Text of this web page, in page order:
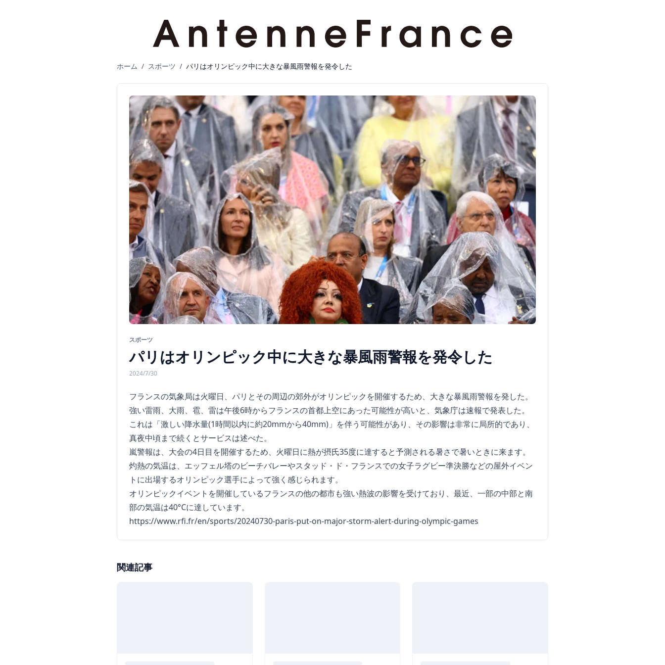
ホーム / スポーツ / パリはオリンピック中に大きな暴風雨警報を発令した
スポーツ
パリはオリンピック中に大きな暴風雨警報を発令した
2024/7/30
フランスの気象局は火曜日、パリとその周辺の郊外がオリンピックを開催するため、大きな暴風雨警報を発した。
強い雷雨、大雨、雹、雷は午後6時からフランスの首都上空にあった可能性が高いと、気象庁は速報で発表した。
これは「激しい降水量(1時間以内に約20mmから40mm)」を伴う可能性があり、その影響は非常に局所的であり、
真夜中頃まで続くとサービスは述べた。
嵐警報は、大会の4日目を開催するため、火曜日に熱が摂氏35度に達すると予測される暑さで暑いときに来ます。
灼熱の気温は、エッフェル塔のビーチバレーやスタッド・ド・フランスでの女子ラグビー準決勝などの屋外イベン
トに出場するオリンピック選手によって強く感じられます。
オリンピックイベントを開催しているフランスの他の都市も強い熱波の影響を受けており、最近、一部の中部と南
部の気温は40°Cに達しています。
https://www.rfi.fr/en/sports/20240730-paris-put-on-major-storm-alert-during-olympic-games
関連記事